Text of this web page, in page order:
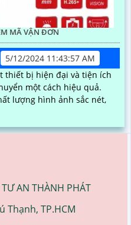
MÃ VẬN ĐƠN
5/12/2024 11:43:57 AM
thiết bị hiện đại và tiện ích
một cách hiệu quả.
lượng hình ảnh sắc nét,
AN THÀNH PHÁT
Thạnh, TP.HCM